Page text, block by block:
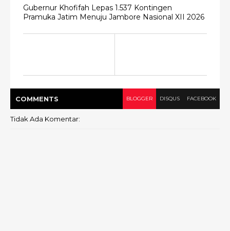
Gubernur Khofifah Lepas 1.537 Kontingen
Pramuka Jatim Menuju Jambore Nasional XII 2026
COMMENTS BLOGGER DISQUS FACEBOOK
Tidak Ada Komentar: